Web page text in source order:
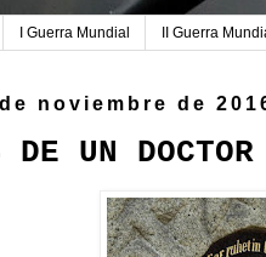
I Guerra Mundial II Guerra
noviembre de
DE UN